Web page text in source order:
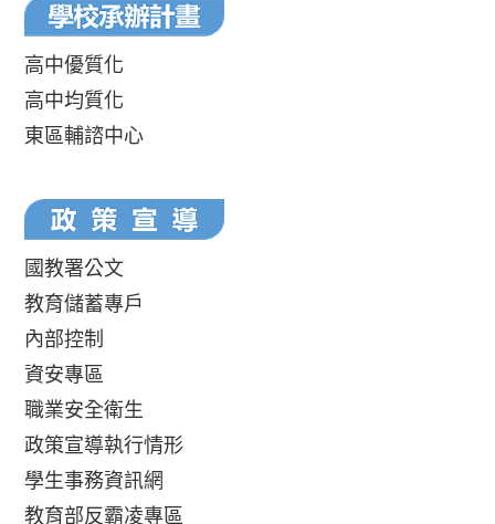
高中優質化
高中均質化
東區輔諮中心
國教署公文
教育儲蓄專戶
內部控制
資安專區
職業安全衛生
政策宣導執行情形
學生事務資訊網
教育部反霸凌專區